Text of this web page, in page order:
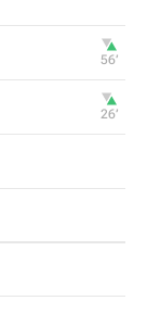
56‎’‎
26‎’‎